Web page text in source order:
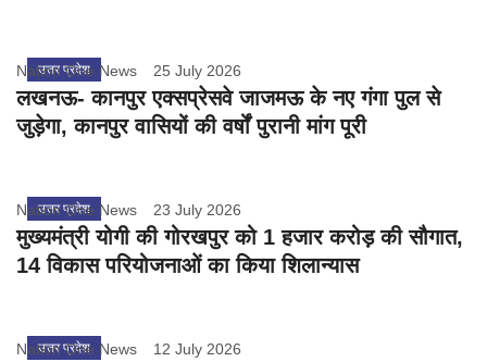
उत्तर प्रदेश
Nation One News 25 July 2026
लखनऊ- कानपुर एक्सप्रेसवे जाजमऊ के नए गंगा पुल से
जुड़ेगा, कानपुर वासियों की वर्षों पुरानी मांग पूरी
उत्तर प्रदेश
Nation One News 23 July 2026
मुख्यमंत्री योगी की गोरखपुर को 1 हजार करोड़ की सौगात,
14 विकास परियोजनाओं का किया शिलान्यास
उत्तर प्रदेश
Nation One News 12 July 2026